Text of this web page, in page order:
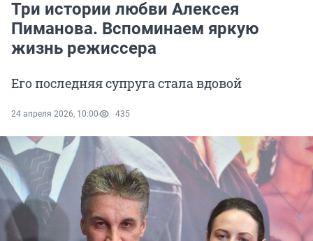
Три истории любви Алексея
Пиманова. Вспоминаем яркую
жизнь режиссера
Его последняя супруга стала вдовой
24 апреля 2026, 10:00 435